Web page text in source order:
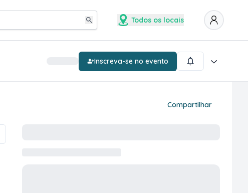
Todos os locais
Inscreva-se no evento
Compartilhar